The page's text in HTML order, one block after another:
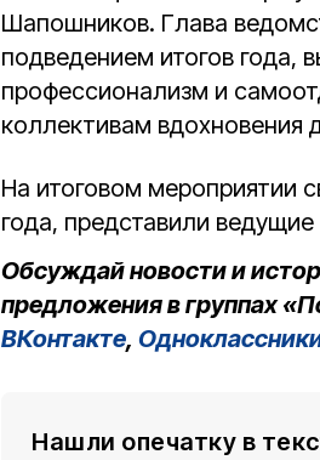
Шапошников. Глава
подведением итогов года,
профессионализм и
коллективам вдохновения
На итоговом мероприятии
года, представили
Обсуждай новости и
предложения в группах
ВКонтакте,
Нашли опечатку в